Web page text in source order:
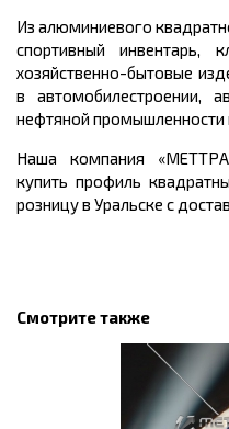
Из алюминиевого
спортивный инвентарь,
хозяйственно-бытовые
в автомобилестроении,
нефтяной промышленности
Наша компания
купить профиль
розницу в Уральске с
Смотрите также